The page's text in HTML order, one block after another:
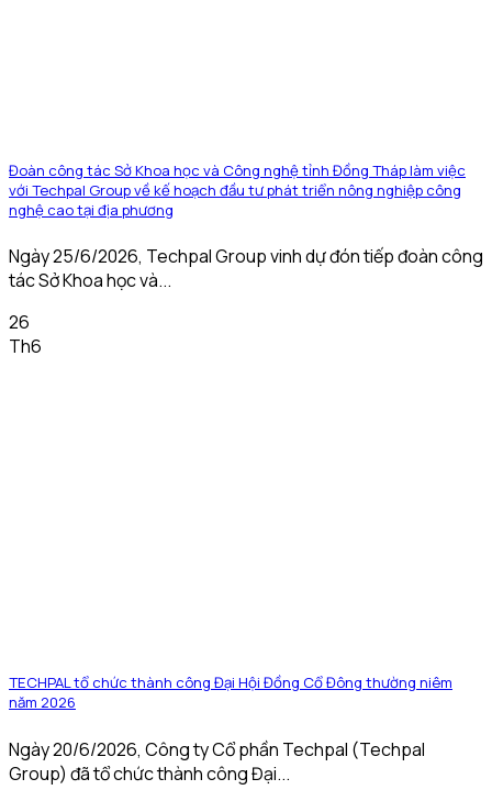
Đoàn công tác Sở Khoa học và Công nghệ tỉnh Đồng Tháp làm việc
với Techpal Group về kế hoạch đầu tư phát triển nông nghiệp công
nghệ cao tại địa phương
Ngày 25/6/2026, Techpal Group vinh dự đón tiếp đoàn công
tác Sở Khoa học và...
26
Th6
TECHPAL tổ chức thành công Đại Hội Đồng Cổ Đông thường niêm
năm 2026
Ngày 20/6/2026, Công ty Cổ phần Techpal (Techpal
Group) đã tổ chức thành công Đại...